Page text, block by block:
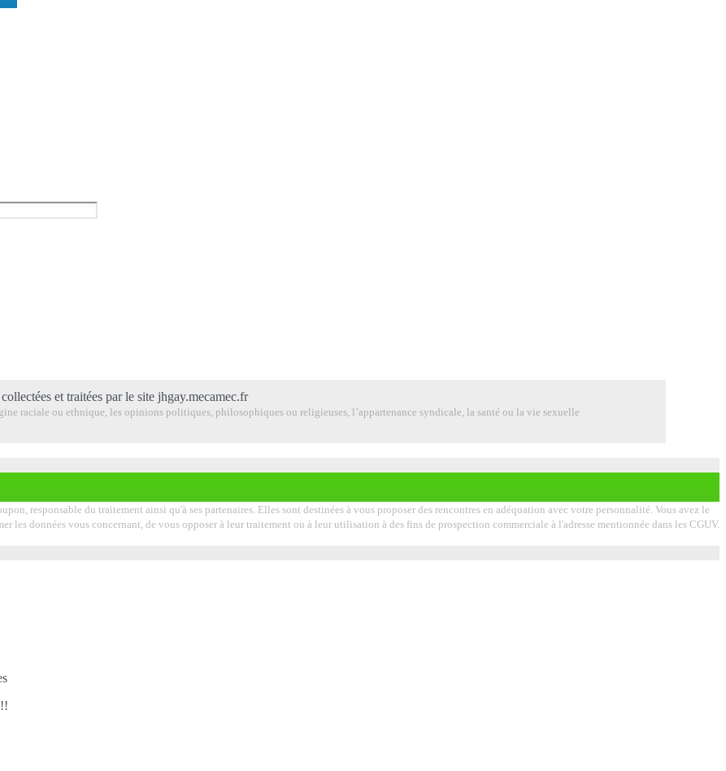
et traitées par le site jhgay.mecamec.fr
raciale ou ethnique, les opinions politiques, philosophiques ou religieuses, l’appartenance syndicale, la santé ou la vie sexuelle
responsable du traitement ainsi qu'à ses partenaires. Elles sont destinées à vous proposer des rencontres en adéquation avec votre personnalité. Vous avez le
les données vous concernant, de vous opposer à leur traitement ou à leur utilisation à des fins de prospection commerciale à l'adresse mentionnée dans les CGUV.